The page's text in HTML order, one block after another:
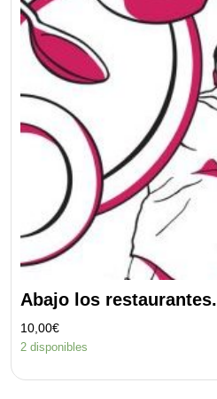
Abajo los restaurantes.
10,00€
2 disponibles